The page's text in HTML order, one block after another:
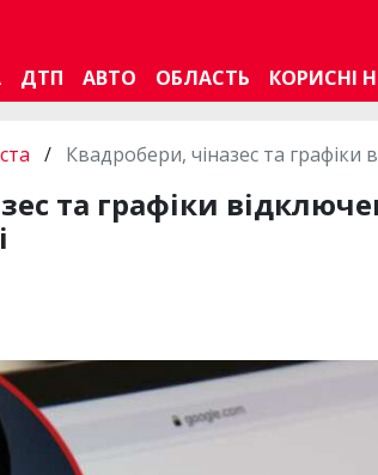
ДТП АВТО ОБЛАСТЬ КОРИСНІ
/ Квадробери, чіназес та
та графіки